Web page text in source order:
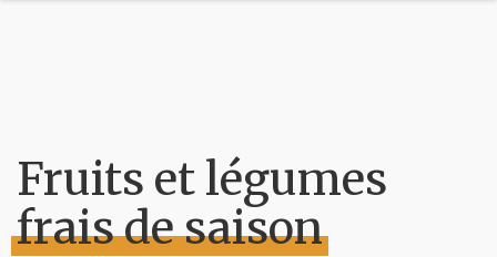
Fruits et légumes
frais de saison